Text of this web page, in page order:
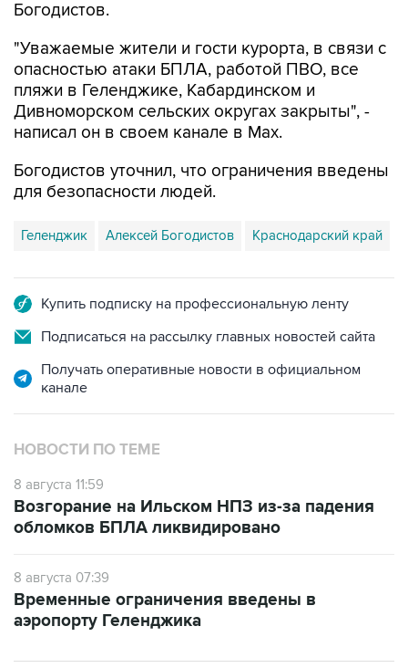
Богодистов.
"Уважаемые жители и гости курорта, в связи с
опасностью атаки БПЛА, работой ПВО, все
пляжи в Геленджике, Кабардинском и
Дивноморском сельских округах закрыты", -
написал он в своем канале в Max.
Богодистов уточнил, что ограничения введены
для безопасности людей.
Геленджик Алексей Богодистов Краснодарский край
Купить подписку на профессиональную ленту
Подписаться на рассылку главных новостей сайта
Получать оперативные новости в официальном
канале
НОВОСТИ ПО ТЕМЕ
8 августа 11:59
Возгорание на Ильском НПЗ из-за падения
обломков БПЛА ликвидировано
8 августа 07:39
Временные ограничения введены в
аэропорту Геленджика